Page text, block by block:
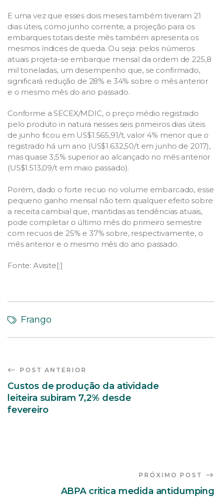
E uma vez que esses dois meses também tiveram 21
dias úteis, como junho corrente, a projeção para os
embarques totais deste mês também apresenta os
mesmos índices de queda. Ou seja: pelos números
atuais projeta-se embarque mensal da ordem de 225,8
mil toneladas, um desempenho que, se confirmado,
significará redução de 28% e 34% sobre o mês anterior
e o mesmo mês do ano passado.
Conforme a SECEX/MDIC, o preço médio registrado
pelo produto in natura nesses seis primeiros dias úteis
de junho ficou em US$1.565,91/t, valor 4% menor que o
registrado há um ano (US$1.632,50/t em junho de 2017),
mas quase 3,5% superior ao alcançado no mês anterior
(US$1.513,09/t em maio passado).
Porém, dado o forte recuo no volume embarcado, esse
pequeno ganho mensal não tem qualquer efeito sobre
a receita cambial que, mantidas as tendências atuais,
pode completar o último mês do primeiro semestre
com recuos de 25% e 37% sobre, respectivamente, o
mês anterior e o mesmo mês do ano passado.
Fonte: Avisite[:]
Frango
POST ANTERIOR
Custos de produção da atividade
leiteira subiram 7,2% desde
fevereiro
PRÓXIMO POST
ABPA critica medida antidumping